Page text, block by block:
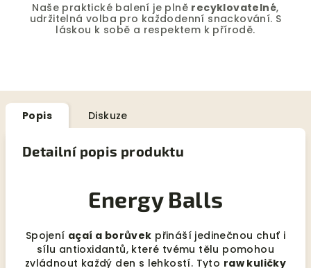
Naše praktické balení je plně recyklovatelné,
udržitelná volba pro každodenní snackování. S
láskou k sobě a respektem k přírodě.
Popis Diskuze
Detailní popis produktu
Energy Balls
Spojení açaí a borůvek přináší jedinečnou chuť i
sílu antioxidantů, které tvému tělu pomohou
zvládnout každý den s lehkostí. Tyto raw kuličky